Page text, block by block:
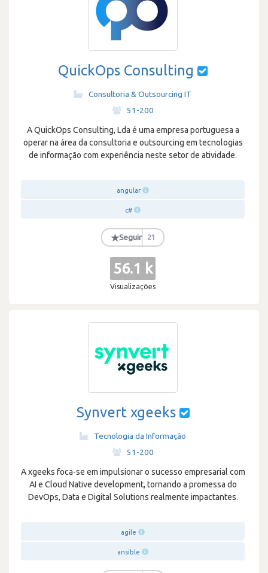
QuickOps Consulting
Consultoria & Outsourcing IT
51-200
A QuickOps Consulting, Lda é uma empresa portuguesa a
operar na área da consultoria e outsourcing em tecnologias
de informação com experiência neste setor de atividade.
angular
c#
★Seguir 21
56.1 k
Visualizações
Synvert xgeeks
Tecnologia da Informação
51-200
A xgeeks foca-se em impulsionar o sucesso empresarial com
AI e Cloud Native development, tornando a promessa do
DevOps, Data e Digital Solutions realmente impactantes.
agile
ansible